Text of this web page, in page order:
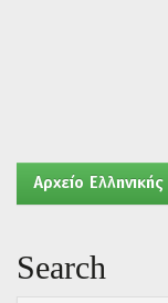
Aρχείο
Search